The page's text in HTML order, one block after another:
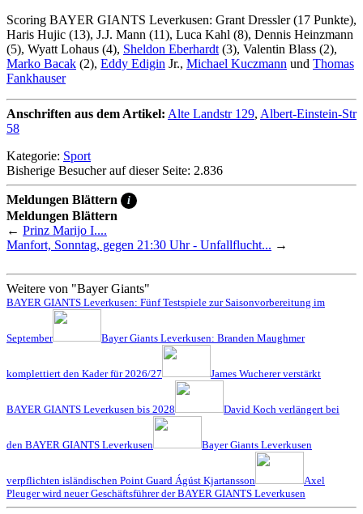
Scoring BAYER GIANTS Leverkusen: Grant Dressler (17 Punkte),
Haris Hujic (13), J.J. Mann (11), Luca Kahl (8), Dennis Heinzmann
(5), Wyatt Lohaus (4), Sheldon Eberhardt (3), Valentin Blass (2),
Marko Bacak (2), Eddy Edigin Jr., Michael Kuczmann und Thomas
Fankhauser
Anschriften aus dem Artikel: Alte Landstr 129, Albert-Einstein-Str
58
Kategorie: Sport
Bisherige Besucher auf dieser Seite: 2.836
Meldungen Blättern i
Meldungen Blättern
← Prinz Marijo I....
Manfort, Sonntag, gegen 21:30 Uhr - Unfallflucht... →
Weitere von "Bayer Giants"
BAYER GIANTS Leverkusen: Fünf Testspiele zur Saisonvorbereitung im
September Bayer Giants Leverkusen: Branden Maughmer
komplettiert den Kader für 2026/27 James Wucherer verstärkt
BAYER GIANTS Leverkusen bis 2028 David Koch verlängert bei
den BAYER GIANTS Leverkusen Bayer Giants Leverkusen
verpflichten isländischen Point Guard Ágúst Kjartansson
Axel
Pleuger wird neuer Geschäftsführer der BAYER GIANTS Leverkusen